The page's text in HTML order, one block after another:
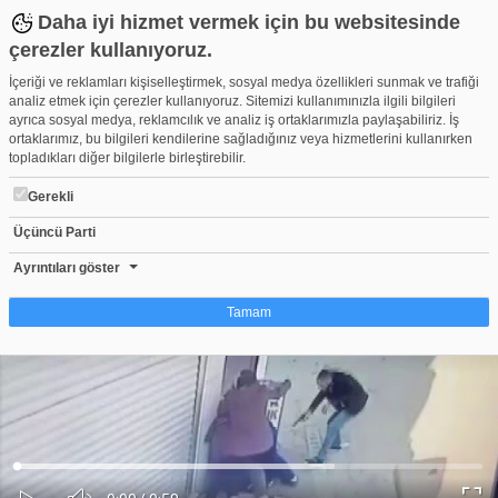
Daha iyi hizmet vermek için bu websitesinde
çerezler kullanıyoruz.
İçeriği ve reklamları kişiselleştirmek, sosyal medya özellikleri sunmak ve trafiği
analiz etmek için çerezler kullanıyoruz. Sitemizi kullanımınızla ilgili bilgileri
ayrıca sosyal medya, reklamcılık ve analiz iş ortaklarımızla paylaşabiliriz. İş
ortaklarımız, bu bilgileri kendilerine sağladığınız veya hizmetlerini kullanırken
topladıkları diğer bilgilerle birleştirebilir.
Gerekli
Üçüncü Parti
Ayrıntıları göster
Tamam
Çerezler, web-sitelerinin, kullanıcıların deneyimlerini daha verimli hale getirmek
amacıyla kullandığı küçük metin dosyalarıdır. Yasalara göre, bu sitenin
işletilmesi için kesinlikle gerekli olan çerezleri cihazınıza yerleştirebiliyoruz.
Diğer çerez türleri için sizden izin almamız gerekiyor. Bu site farklı çerez türleri
kullanmaktadır. Bazı çerezler, sayfalarımızda yer alan üçüncü şahıs hizmetleri
tarafından yerleştirilir. İzniniz şu alanlar için geçerlidir: web.tv
Ses
Yüklendi:
0%
Yükleniyor:
0%
Bursa'da korku dolu anlar! Eşinin yanında kurşun yağdırdı...